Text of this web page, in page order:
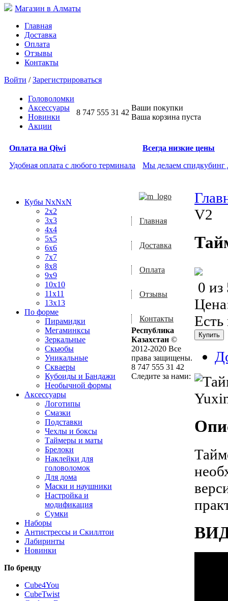
Магазин в Алматы
Главная
Доставка
Оплата
Отзывы
Контакты
Войти /Зарегистрироваться
Головоломки
Аксессуары
Новинки
Акции
8 747 555 31 42
Ваши покупки
Ваша корзина пуста
Оплата на Qiwi
Удобная оплата с любого терминала
Всегда низкие цены
Мы делаем спидкубинг
Кубы NxNxN
2x2
3x3
4x4
5x5
6x6
7x7
8x8
9x9
10x10
11x11
13x13
По форме
Пирамидки
Мегаминксы
Зеркальные
Скьюбы
Уникальные
Скваеры
Кубоиды и Бандажи
Необычной формы
Аксессуары
Логотипы
Смазки
Подставки
Чехлы и боксы
Таймеры и маты
Брелоки
Наклейки для
головоломок
Для дома
Маски и наушники
Настройка и
модификация
Сумки
Наборы
Антистрессы и Скиллтои
Лабиринты
Новинки
По бренду
Cube4You
CubeTwist
V2
0 из
Есть
Главная
Доставка
Оплата
Отзывы
Контакты
Республика
Казахстан ©
2012-2020 Все
права защищены.
8 747 555 31 42
Следите за нами: